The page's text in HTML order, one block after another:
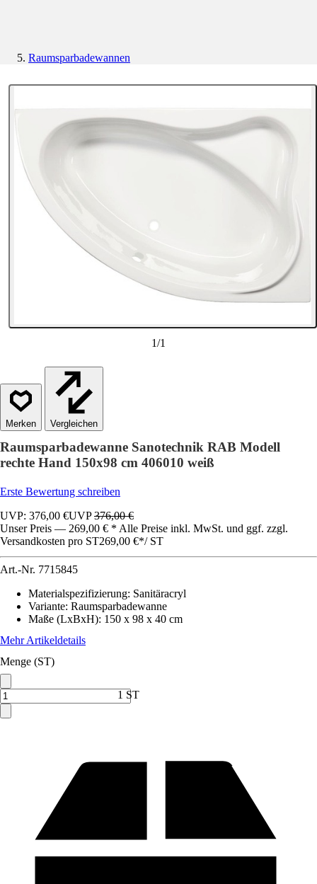
Raumsparbadewannen
1/1
Vergleichen
Raumsparbadewanne Sanotechnik RAB Modell
rechte Hand 150x98 cm 406010 weiß
Erste Bewertung schreiben
UVP: 376,00 €UVP376,00 €
Unser Preis — 269,00 € * Alle Preise inkl. MwSt. und ggf. zzgl.
Versandkosten pro ST269,00 €*/ ST
Art.-Nr. 7715845
Materialspezifizierung: Sanitäracryl
Variante: Raumsparbadewanne
Maße (LxBxH): 150 x 98 x 40 cm
Mehr Artikeldetails
Menge (ST)
1 ST